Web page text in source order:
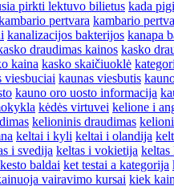
pirkti lektuvo bilietus kada
pertvara kambario
kanalizacijos bakterijos kanapa
draudimas kainos kasko
kaina kasko skaičiuoklė
viesbuciai kaunas viesbutis
kauno oro uosto informacija
kėdės virtuvei kelione i
kelioninis draudimas
keltai i kyli keltai i olandija
i svedija keltas i vokietija keltas
kesto baldai ket testai a kategorija
vairavimo kursai kiek